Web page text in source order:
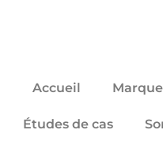
Accueil
Études de cas